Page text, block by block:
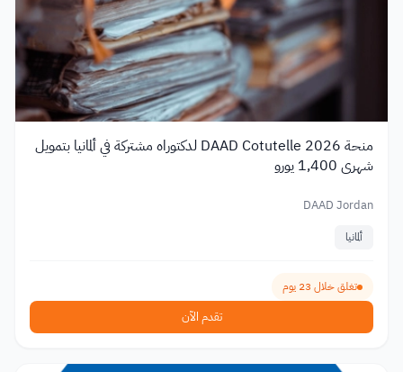
منحة DAAD Cotutelle 2026 لدكتوراه مشتركة في ألمانيا بتمويل
شهري 1,400 يورو
DAAD Jordan
ألمانيا
تغلق خلال 23 يوم
تقدم الآن